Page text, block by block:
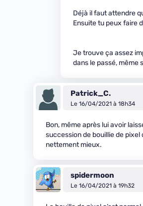
Déjà il faut attendre
Ensuite tu peux faire
Je trouve ça assez
dans le passé, même
Patrick_C.
Le 16/04/2021 à 18h34
Bon, même après lui avoir
succession de bouillie de pixel
nettement mieux.
spidermoon
Le 16/04/2021 à 19h32